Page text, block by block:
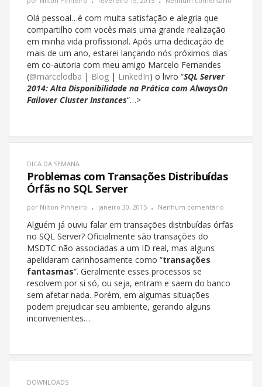
Olá pessoal…é com muita satisfação e alegria que
compartilho com vocês mais uma grande realização
em minha vida profissional. Após uma dedicação de
mais de um ano, estarei lançando nós próximos dias
em co-autoria com meu amigo Marcelo Fernandes
(@marcelodba | Blog | LinkedIn) o livro “SQL Server
2014: Alta Disponibilidade na Prática com AlwaysOn
Failover Cluster Instances“…>
DICA DA SEMANA
Problemas com Transações Distribuídas
Órfãs no SQL Server
por Nilton Pinheiro janeiro 30, 2015 Nenhum comentário
Alguém já ouviu falar em transações distribuídas órfãs
no SQL Server? Oficialmente são transações do
MSDTC não associadas a um ID real, mas alguns
apelidaram carinhosamente como “transações
fantasmas“. Geralmente esses processos se
resolvem por si só, ou seja, entram e saem do banco
sem afetar nada. Porém, em algumas situações
podem prejudicar seu ambiente, gerando alguns
inconvenientes…
DOWNLOADS